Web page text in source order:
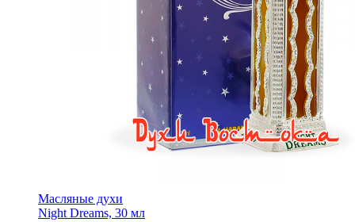
Масляные духи
Night Dreams, 30 мл